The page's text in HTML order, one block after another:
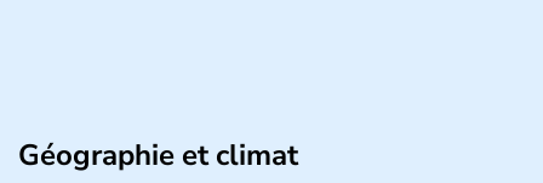
Géographie et climat